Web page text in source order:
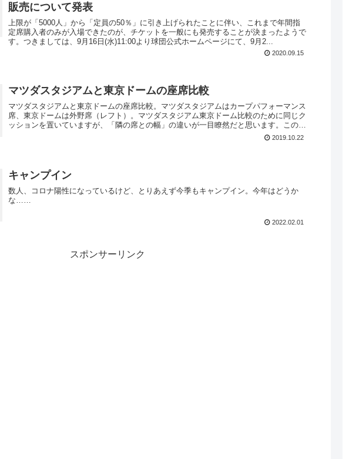
販売について発表
上限が「5000人」から「定員の50％」に引き上げられたことに伴い、これまで年間指
定席購入者のみが入場できたのが、チケットを一般にも発売することが決まったようで
す。つきましては、9月16日(水)11:00より球団公式ホームページにて、9月2...
2020.09.15
マツダスタジアムと東京ドームの座席比較
マツダスタジアムと東京ドームの座席比較。マツダスタジアムはカープパフォーマンス
席、東京ドームは外野席（レフト）。マツダスタジアム東京ドーム比較のために同じク
ッションを置いていますが、「隣の席との幅」の違いが一目瞭然だと思います。この写
2019.10.22
キャンプイン
数人、コロナ陽性になっているけど、とりあえず今季もキャンプイン。今年はどうか
な……
2022.02.01
スポンサーリンク